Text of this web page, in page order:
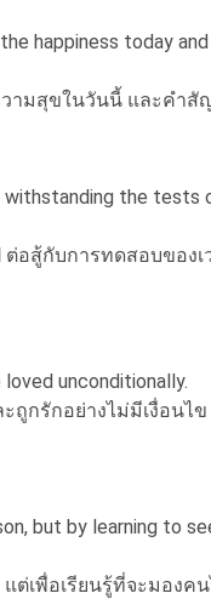
happiness today
ามสุขในวันนี้ และคำ
withstanding the
อสู้กับการทดสอบของ
unconditionally.
กรักอย่างไม่มีเงื่อนไข
but by learning to
ต่เพื่อเรียนรู้ที่จะมองค